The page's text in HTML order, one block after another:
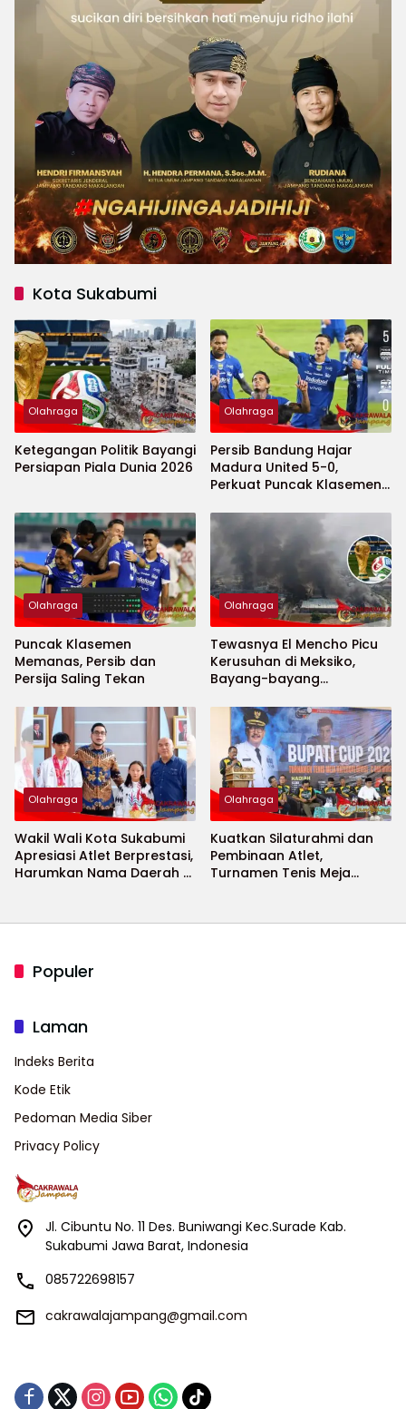
Kota Sukabumi
Olahraga
Ketegangan Politik Bayangi
Persiapan Piala Dunia 2026
Olahraga
Persib Bandung Hajar
Madura United 5-0,
Perkuat Puncak Klasemen
Olahraga
Puncak Klasemen
Memanas, Persib dan
Persija Saling Tekan
Olahraga
Tewasnya El Mencho Picu
Kerusuhan di Meksiko,
Bayang-bayang
2026 Menguat
Olahraga
Wakil Wali Kota Sukabumi
Apresiasi Atlet Berprestasi,
Harumkan Nama Daerah di
Olahraga
Kuatkan Silaturahmi dan
Pembinaan Atlet,
Turnamen Tenis Meja
Populer
Laman
Indeks Berita
Kode Etik
Pedoman Media Siber
Privacy Policy
Jl. Cibuntu No. 11 Des. Buniwangi Kec.Surade Kab.
Sukabumi Jawa Barat, Indonesia
085722698157
cakrawalajampang@gmail.com